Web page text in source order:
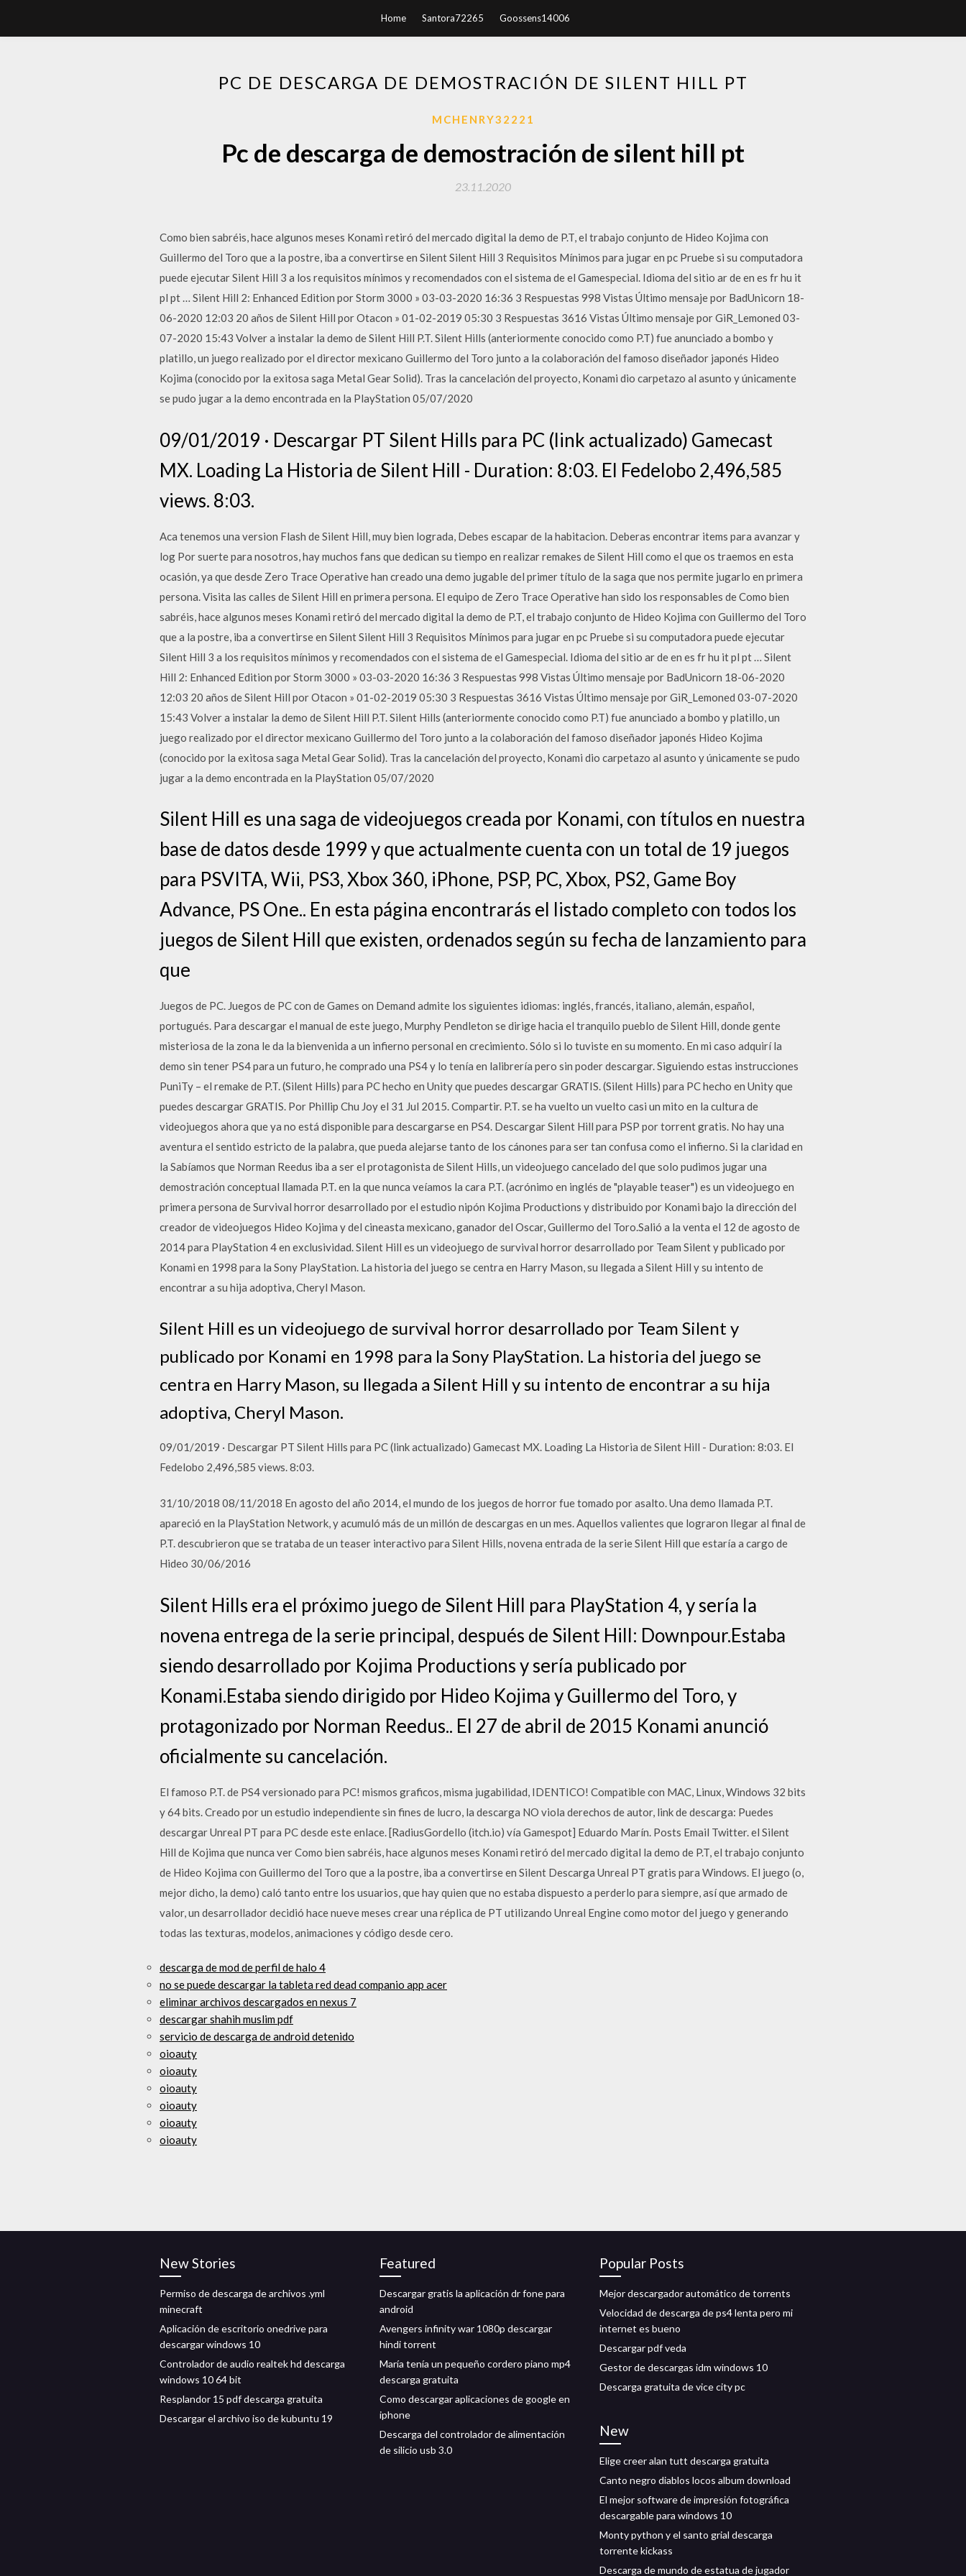
Home Santora72265 Goossens14006
PC DE DESCARGA DE DEMOSTRACIÓN DE SILENT HILL PT
MCHENRY32221
Pc de descarga de demostración de silent hill pt
23.11.2020
Como bien sabréis, hace algunos meses Konami retiró del mercado digital la demo de P.T, el trabajo conjunto de Hideo Kojima con
Guillermo del Toro que a la postre, iba a convertirse en Silent Silent Hill 3 Requisitos Mínimos para jugar en pc Pruebe si su computadora
puede ejecutar Silent Hill 3 a los requisitos mínimos y recomendados con el sistema de el Gamespecial. Idioma del sitio ar de en es fr hu it
pl pt … Silent Hill 2: Enhanced Edition por Storm 3000 » 03-03-2020 16:36 3 Respuestas 998 Vistas Último mensaje por BadUnicorn 18-
06-2020 12:03 20 años de Silent Hill por Otacon » 01-02-2019 05:30 3 Respuestas 3616 Vistas Último mensaje por GiR_Lemoned 03-
07-2020 15:43 Volver a instalar la demo de Silent Hill P.T. Silent Hills (anteriormente conocido como P.T) fue anunciado a bombo y
platillo, un juego realizado por el director mexicano Guillermo del Toro junto a la colaboración del famoso diseñador japonés Hideo
Kojima (conocido por la exitosa saga Metal Gear Solid). Tras la cancelación del proyecto, Konami dio carpetazo al asunto y únicamente
se pudo jugar a la demo encontrada en la PlayStation 05/07/2020
09/01/2019 · Descargar PT Silent Hills para PC (link actualizado) Gamecast
MX. Loading La Historia de Silent Hill - Duration: 8:03. El Fedelobo 2,496,585
views. 8:03.
Aca tenemos una version Flash de Silent Hill, muy bien lograda, Debes escapar de la habitacion. Deberas encontrar items para avanzar y
log Por suerte para nosotros, hay muchos fans que dedican su tiempo en realizar remakes de Silent Hill como el que os traemos en esta
ocasión, ya que desde Zero Trace Operative han creado una demo jugable del primer título de la saga que nos permite jugarlo en primera
persona. Visita las calles de Silent Hill en primera persona. El equipo de Zero Trace Operative han sido los responsables de Como bien
sabréis, hace algunos meses Konami retiró del mercado digital la demo de P.T, el trabajo conjunto de Hideo Kojima con Guillermo del Toro
que a la postre, iba a convertirse en Silent Silent Hill 3 Requisitos Mínimos para jugar en pc Pruebe si su computadora puede ejecutar
Silent Hill 3 a los requisitos mínimos y recomendados con el sistema de el Gamespecial. Idioma del sitio ar de en es fr hu it pl pt … Silent
Hill 2: Enhanced Edition por Storm 3000 » 03-03-2020 16:36 3 Respuestas 998 Vistas Último mensaje por BadUnicorn 18-06-2020
12:03 20 años de Silent Hill por Otacon » 01-02-2019 05:30 3 Respuestas 3616 Vistas Último mensaje por GiR_Lemoned 03-07-2020
15:43 Volver a instalar la demo de Silent Hill P.T. Silent Hills (anteriormente conocido como P.T) fue anunciado a bombo y platillo, un
juego realizado por el director mexicano Guillermo del Toro junto a la colaboración del famoso diseñador japonés Hideo Kojima
(conocido por la exitosa saga Metal Gear Solid). Tras la cancelación del proyecto, Konami dio carpetazo al asunto y únicamente se pudo
jugar a la demo encontrada en la PlayStation 05/07/2020
Silent Hill es una saga de videojuegos creada por Konami, con títulos en nuestra
base de datos desde 1999 y que actualmente cuenta con un total de 19 juegos
para PSVITA, Wii, PS3, Xbox 360, iPhone, PSP, PC, Xbox, PS2, Game Boy
Advance, PS One.. En esta página encontrarás el listado completo con todos los
juegos de Silent Hill que existen, ordenados según su fecha de lanzamiento para
que
Juegos de PC. Juegos de PC con de Games on Demand admite los siguientes idiomas: inglés, francés, italiano, alemán, español,
portugués. Para descargar el manual de este juego, Murphy Pendleton se dirige hacia el tranquilo pueblo de Silent Hill, donde gente
misteriosa de la zona le da la bienvenida a un infierno personal en crecimiento. Sólo si lo tuviste en su momento. En mi caso adquirí la
demo sin tener PS4 para un futuro, he comprado una PS4 y lo tenía en lalibrería pero sin poder descargar. Siguiendo estas instrucciones
PuniTy – el remake de P.T. (Silent Hills) para PC hecho en Unity que puedes descargar GRATIS. (Silent Hills) para PC hecho en Unity que
puedes descargar GRATIS. Por Phillip Chu Joy el 31 Jul 2015. Compartir. P.T. se ha vuelto un vuelto casi un mito en la cultura de
videojuegos ahora que ya no está disponible para descargarse en PS4. Descargar Silent Hill para PSP por torrent gratis. No hay una
aventura el sentido estricto de la palabra, que pueda alejarse tanto de los cánones para ser tan confusa como el infierno. Si la claridad en
la Sabíamos que Norman Reedus iba a ser el protagonista de Silent Hills, un videojuego cancelado del que solo pudimos jugar una
demostración conceptual llamada P.T. en la que nunca veíamos la cara P.T. (acrónimo en inglés de "playable teaser") es un videojuego en
primera persona de Survival horror desarrollado por el estudio nipón Kojima Productions y distribuido por Konami bajo la dirección del
creador de videojuegos Hideo Kojima y del cineasta mexicano, ganador del Oscar, Guillermo del Toro.Salió a la venta el 12 de agosto de
2014 para PlayStation 4 en exclusividad. Silent Hill es un videojuego de survival horror desarrollado por Team Silent y publicado por
Konami en 1998 para la Sony PlayStation. La historia del juego se centra en Harry Mason, su llegada a Silent Hill y su intento de
encontrar a su hija adoptiva, Cheryl Mason.
Silent Hill es un videojuego de survival horror desarrollado por Team Silent y
publicado por Konami en 1998 para la Sony PlayStation. La historia del juego se
centra en Harry Mason, su llegada a Silent Hill y su intento de encontrar a su hija
adoptiva, Cheryl Mason.
09/01/2019 · Descargar PT Silent Hills para PC (link actualizado) Gamecast MX. Loading La Historia de Silent Hill - Duration: 8:03. El
Fedelobo 2,496,585 views. 8:03.
31/10/2018 08/11/2018 En agosto del año 2014, el mundo de los juegos de horror fue tomado por asalto. Una demo llamada P.T.
apareció en la PlayStation Network, y acumuló más de un millón de descargas en un mes. Aquellos valientes que lograron llegar al final de
P.T. descubrieron que se trataba de un teaser interactivo para Silent Hills, novena entrada de la serie Silent Hill que estaría a cargo de
Hideo 30/06/2016
Silent Hills era el próximo juego de Silent Hill para PlayStation 4, y sería la
novena entrega de la serie principal, después de Silent Hill: Downpour.Estaba
siendo desarrollado por Kojima Productions y sería publicado por
Konami.Estaba siendo dirigido por Hideo Kojima y Guillermo del Toro, y
protagonizado por Norman Reedus.. El 27 de abril de 2015 Konami anunció
oficialmente su cancelación.
El famoso P.T. de PS4 versionado para PC! mismos graficos, misma jugabilidad, IDENTICO! Compatible con MAC, Linux, Windows 32 bits
y 64 bits. Creado por un estudio independiente sin fines de lucro, la descarga NO viola derechos de autor, link de descarga: Puedes
descargar Unreal PT para PC desde este enlace. [RadiusGordello (itch.io) vía Gamespot] Eduardo Marín. Posts Email Twitter. el Silent
Hill de Kojima que nunca ver Como bien sabréis, hace algunos meses Konami retiró del mercado digital la demo de P.T, el trabajo conjunto
de Hideo Kojima con Guillermo del Toro que a la postre, iba a convertirse en Silent Descarga Unreal PT gratis para Windows. El juego (o,
mejor dicho, la demo) caló tanto entre los usuarios, que hay quien que no estaba dispuesto a perderlo para siempre, así que armado de
valor, un desarrollador decidió hace nueve meses crear una réplica de PT utilizando Unreal Engine como motor del juego y generando
todas las texturas, modelos, animaciones y código desde cero.
descarga de mod de perfil de halo 4
no se puede descargar la tableta red dead companio app acer
eliminar archivos descargados en nexus 7
descargar shahih muslim pdf
servicio de descarga de android detenido
oioauty
oioauty
oioauty
oioauty
oioauty
oioauty
New Stories
Permiso de descarga de archivos .yml
minecraft
Aplicación de escritorio onedrive para
descargar windows 10
Controlador de audio realtek hd descarga
windows 10 64 bit
Resplandor 15 pdf descarga gratuita
Descargar el archivo iso de kubuntu 19
Featured
Descargar gratis la aplicación dr fone para
android
Avengers infinity war 1080p descargar
hindi torrent
María tenía un pequeño cordero piano mp4
descarga gratuita
Como descargar aplicaciones de google en
iphone
Descarga del controlador de alimentación
de silicio usb 3.0
Popular Posts
Mejor descargador automático de torrents
Velocidad de descarga de ps4 lenta pero mi
internet es bueno
Descargar pdf veda
Gestor de descargas idm windows 10
Descarga gratuita de vice city pc
New
Elige creer alan tutt descarga gratuita
Canto negro diablos locos album download
El mejor software de impresión fotográfica
descargable para windows 10
Monty python y el santo grial descarga
torrente kickass
Descarga de mundo de estatua de jugador